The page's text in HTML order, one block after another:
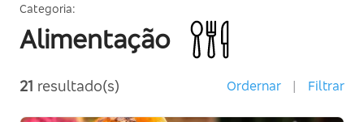
Categoria:
Alimentação
21 resultado(s) Ordernar | Filtrar